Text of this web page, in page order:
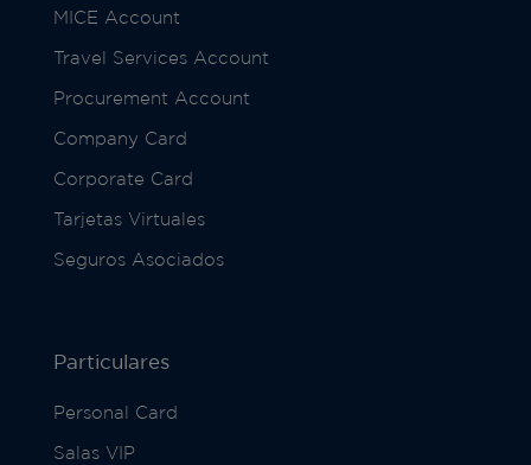
MICE Account
Travel Services Account
Procurement Account
Company Card
Corporate Card
Tarjetas Virtuales
Seguros Asociados
Particulares
Personal Card
Salas VIP